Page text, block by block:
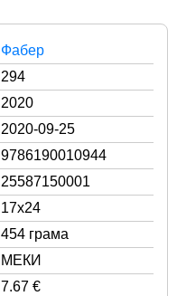
Фабер
294
2020
2020-09-25
9786190010944
25587150001
17x24
454 грама
МЕКИ
7.67 €